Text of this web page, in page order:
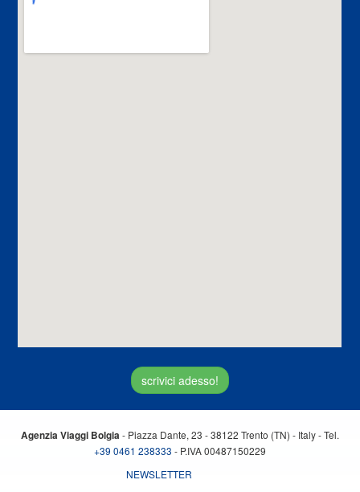
scrivici adesso!
Agenzia Viaggi Bolgia - Piazza Dante, 23 - 38122 Trento (TN) - Italy - Tel.
+39 0461 238333 - P.IVA 00487150229
NEWSLETTER